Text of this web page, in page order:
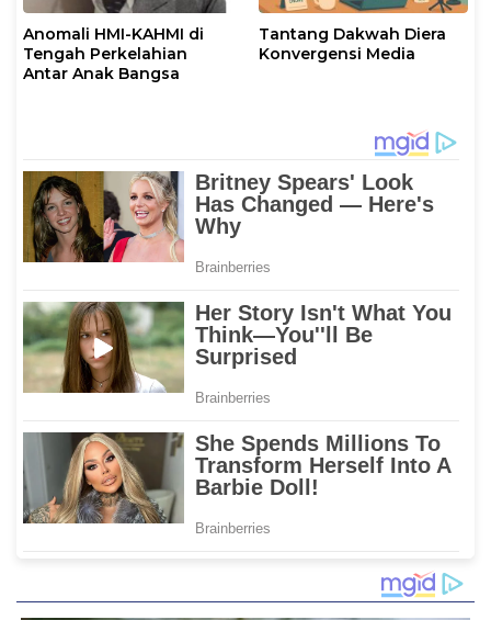
Anomali HMI-KAHMI di
Tengah Perkelahian
Antar Anak Bangsa
Tantang Dakwah Diera
Konvergensi Media